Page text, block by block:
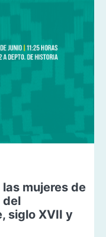
mujeres de
del
siglo XVII y